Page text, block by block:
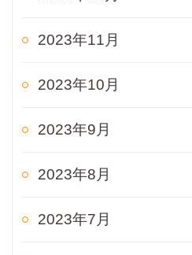
2023年11月
2023年10月
2023年9月
2023年8月
2023年7月